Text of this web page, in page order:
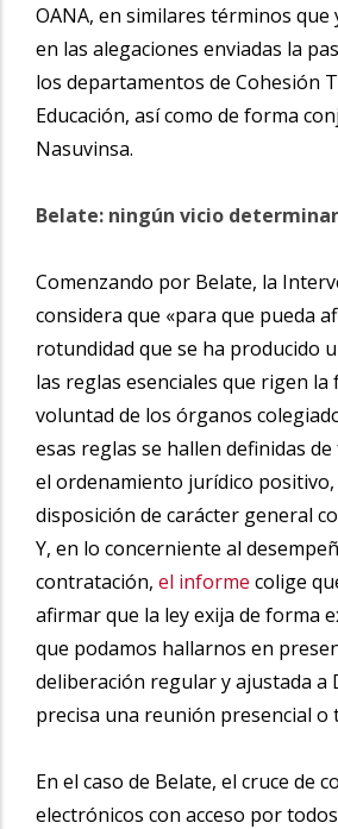
OANA, en similares términos que
en las alegaciones enviadas la
los departamentos de Cohesión
Educación, así como de forma
Nasuvinsa.
Belate: ningún vicio
Comenzando por Belate, la
considera que «para que pueda
rotundidad que se ha producido
las reglas esenciales que rigen la
voluntad de los órganos
esas reglas se hallen definidas
el ordenamiento jurídico positivo,
disposición de carácter general
Y, en lo concerniente al
contratación, el informe colige
afirmar que la ley exija de forma
que podamos hallarnos en
deliberación regular y ajustada a
precisa una reunión presencial o
En el caso de Belate, el cruce de
electrónicos con acceso por